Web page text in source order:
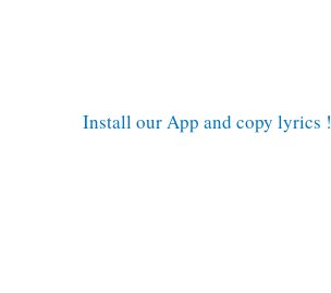
Install our App and copy lyrics !